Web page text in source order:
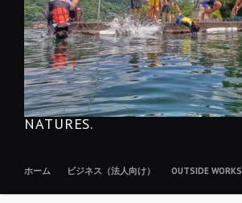
NATURES.
ホーム ビジネス（法人向け） OUTSIDE WORKS